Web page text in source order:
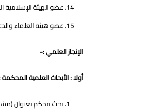
عضو الهيئة الإسلامية
عضو هيئة العلماء
الإنجاز العلمي :-
أولا : الأبحاث العلمية
بحث محكم بعنوان (مشاهدة